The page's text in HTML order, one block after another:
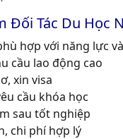
Đối Tác Du Học
hợp với năng lực
cầu lao động cao
xin visa
cầu khóa học
sau tốt nghiệp
chi phí hợp lý